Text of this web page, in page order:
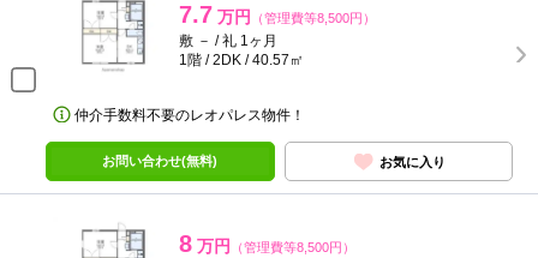
7.7 万円 （管理費等8,500円）
敷 － / 礼 1ヶ月
1階 / 2DK / 40.57㎡
仲介手数料不要のレオパレス物件！
お問い合わせ(無料) お気に入り
8 万円 （管理費等8,500円）